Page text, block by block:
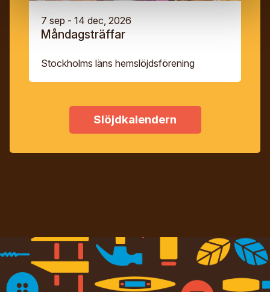
7 sep - 14 dec, 2026
Måndagsträffar
Stockholms läns hemslöjdsförening
Slöjdkalendern